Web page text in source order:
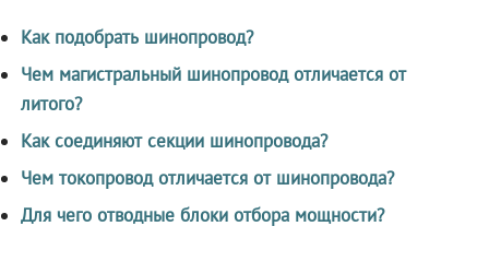
Как подобрать шинопровод?
Чем магистральный шинопровод отличается от
литого?
Как соединяют секции шинопровода?
Чем токопровод отличается от шинопровода?
Для чего отводные блоки отбора мощности?